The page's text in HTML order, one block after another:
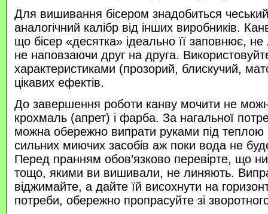
Для вишивання бісером знадобиться
аналогічний калібр від інших виробників.
що бісер «десятка» ідеально її заповнює,
не наповзаючи друг на друга.
характеристиками (прозорий, блискучий,
цікавих ефектів.
До завершення роботи канву мочити не
крохмаль (апрет) і фарба. За нагальної
можна обережно випрати руками під
сильних миючих засобів аж поки вода не
Перед пранням обов’язково перевірте, що
тощо, якими ви вишивали, не линяють.
віджимайте, а дайте їй висохнути на
потреби, обережно пропрасуйте зі